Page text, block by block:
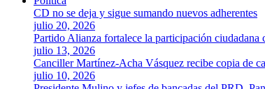
CD no se deja y sigue sumando nuevos adherentes
julio 20, 2026
Partido Alianza fortalece la participación
julio 13, 2026
Canciller Martínez-Acha Vásquez recibe copia de
julio 10, 2026